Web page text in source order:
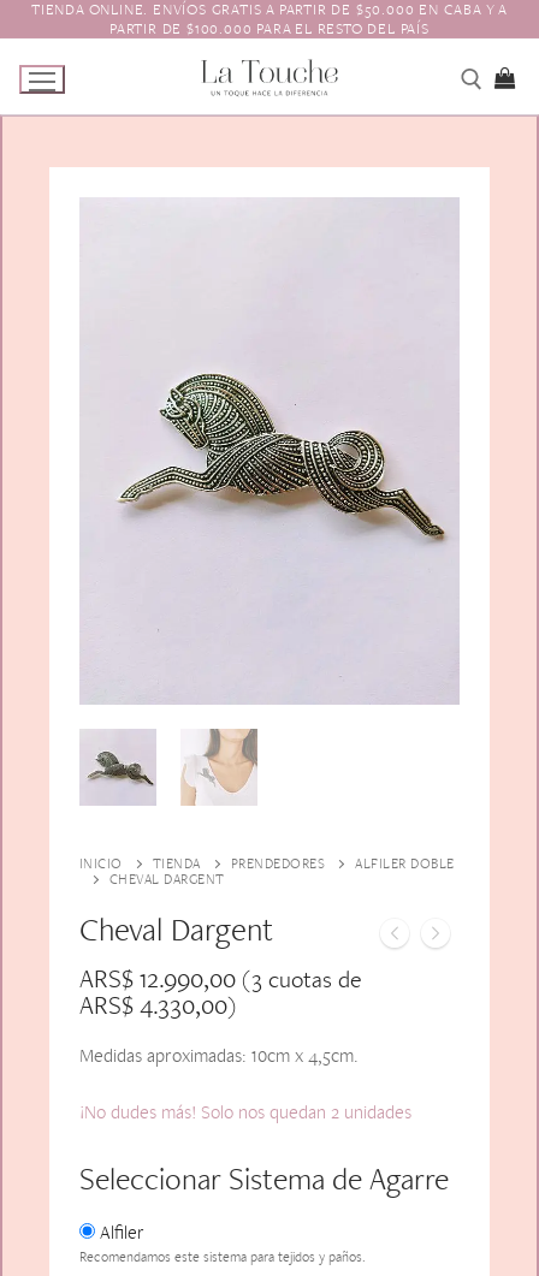
al
contenido
TIENDA ONLINE. ENVÍOS GRATIS A PARTIR DE $50.000 EN CABA Y A
PARTIR DE $100.000 PARA EL RESTO DEL PAÍS
Animales y Bichitos
Florales
Varios
Escarapelas
Accesorios para el pelo
Boinas
Vinchas
Aros
Guantes
INICIO TIENDA PRENDEDORES
ALFILER DOBLE
CHEVAL DARGENT
Cheval Dargent
ARS$12.990,00(3 cuotas de
ARS$4.330,00)
Medidas aproximadas: 10cm x 4,5cm.
¡No dudes más! Solo nos quedan 2 unidades
Seleccionar Sistema de Agarre
Alfiler
Recomendamos este sistema para tejidos y paños.